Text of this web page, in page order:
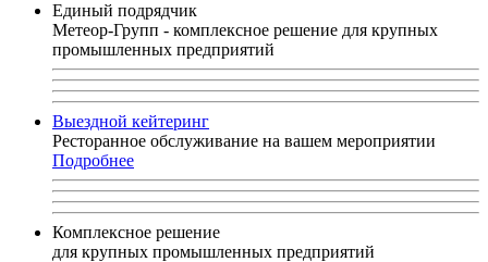
Единый подрядчик
Метеор-Групп - комплексное решение для крупных
промышленных предприятий
Выездной кейтеринг
Ресторанное обслуживание на вашем мероприятии
Подробнее
Комплексное решение
для крупных промышленных предприятий